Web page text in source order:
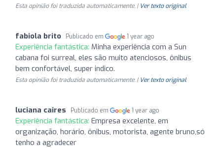
Esta opinião foi traduzida automaticamente. | Ver texto original
fabiola brito Publicado em 1 year ago
Experiência fantástica: Minha experiência com a Sun
cabana foi surreal, eles são muito atenciosos, ônibus
bem confortável, super indico.
Esta opinião foi traduzida automaticamente. | Ver texto original
luciana caires Publicado em 1 year ago
Experiência fantástica: Empresa excelente, em
organização, horário, ônibus, motorista, agente bruno,só
tenho a agradecer